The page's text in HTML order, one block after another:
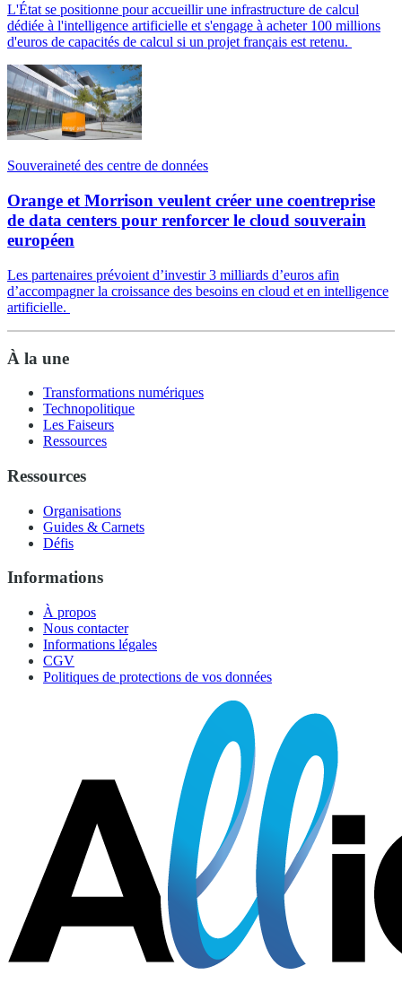
L'État se positionne pour accueillir une infrastructure de calcul
dédiée à l'intelligence artificielle et s'engage à acheter 100 millions
d'euros de capacités de calcul si un projet français est retenu.
Souveraineté des centre de données
Orange et Morrison veulent créer une coentreprise
de data centers pour renforcer le cloud souverain
européen
Les partenaires prévoient d’investir 3 milliards d’euros afin
d’accompagner la croissance des besoins en cloud et en intelligence
artificielle.
À la une
Transformations numériques
Technopolitique
Les Faiseurs
Ressources
Ressources
Organisations
Guides & Carnets
Défis
Informations
À propos
Nous contacter
Informations légales
CGV
Politiques de protections de vos données